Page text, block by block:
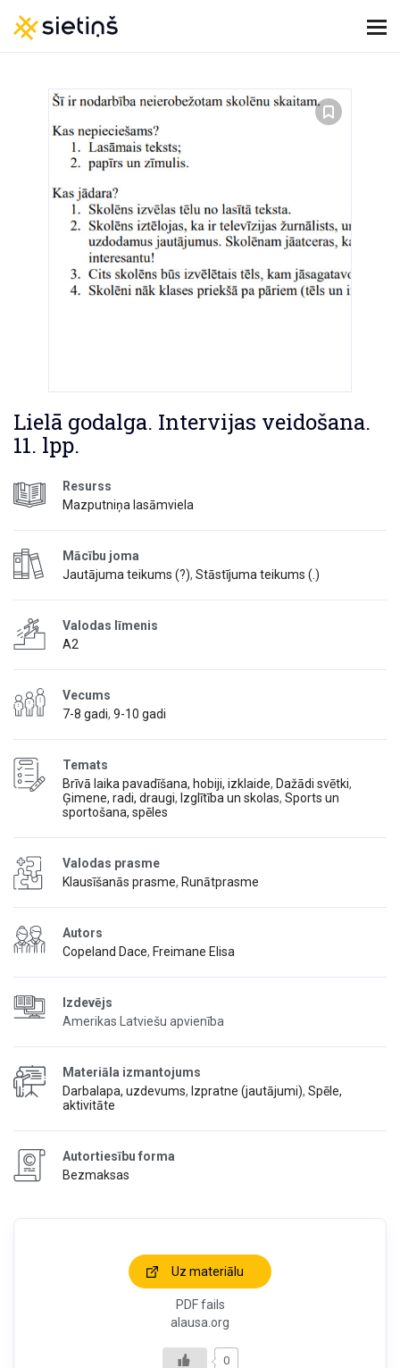
Lielā godalga. Intervijas veidošana.
11. lpp.
Resurss
Mazputniņa lasāmviela
Mācību joma
Jautājuma teikums (?), Stāstījuma teikums (.)
Valodas līmenis
A2
Vecums
7-8 gadi, 9-10 gadi
Temats
Brīvā laika pavadīšana, hobiji, izklaide, Dažādi svētki,
Ģimene, radi, draugi, Izglītība un skolas, Sports un
sportošana, spēles
Valodas prasme
Klausīšanās prasme, Runātprasme
Autors
Copeland Dace, Freimane Elisa
Izdevējs
Amerikas Latviešu apvienība
Materiāla izmantojums
Darbalapa, uzdevums, Izpratne (jautājumi), Spēle,
aktivitāte
Autortiesību forma
Bezmaksas
Uz materiālu
PDF fails
alausa.org
0